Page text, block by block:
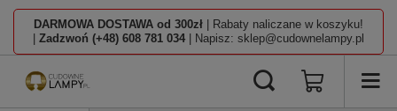
DARMOWA DOSTAWA od 300zł | Rabaty naliczane w koszyku!
Zadzwoń (+48) 608 781 034 | Napisz: sklep@cudownelampy.pl